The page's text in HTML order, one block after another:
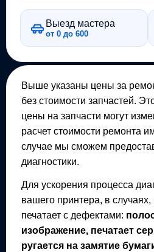
Выезд мастера
от 0 до 600
Выше указаны цены за
без стоимости запчастей.
цены на запчасти могут
расчет стоимости ремонта
случае мы сможем
диагностики.
Для ускорения процесса
вашего принтера, в случаях,
печатает с дефектами:
изображение, печатает
ругается на замятие